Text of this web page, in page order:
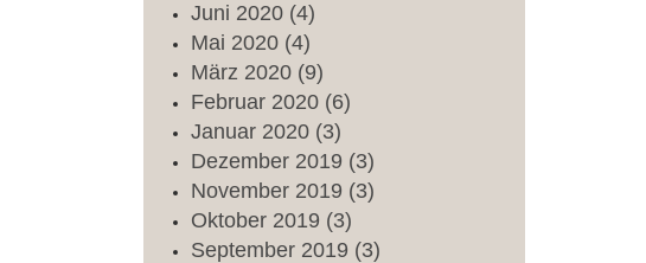
Juni 2020 (4)
Mai 2020 (4)
März 2020 (9)
Februar 2020 (6)
Januar 2020 (3)
Dezember 2019 (3)
November 2019 (3)
Oktober 2019 (3)
September 2019 (3)